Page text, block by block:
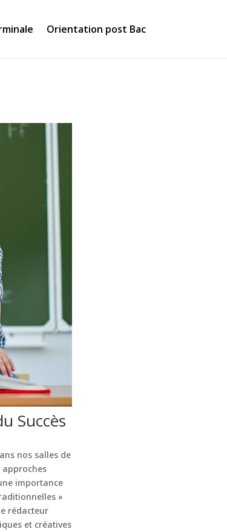
Orientation post Bac
Succès
nos salles de
approches
importance
»
rédacteur
et créatives